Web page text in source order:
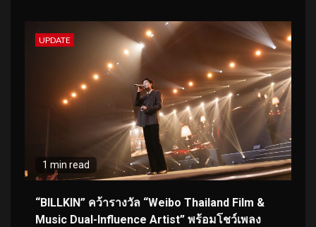
UPDATE
1 min read
“BILLKIN” คว้ารางวัล “Weibo Thailand Film &
Music Dual-Influence Artist” พร้อมโชว์เพลง